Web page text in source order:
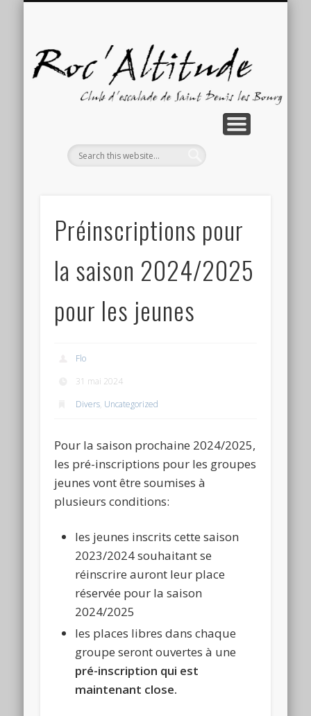
Préinscriptions pour
la saison 2024/2025
pour les jeunes
Flo
31 mai 2024
Divers, Uncategorized
Pour la saison prochaine 2024/2025,
les pré-inscriptions pour les groupes
jeunes vont être soumises à
plusieurs conditions:
les jeunes inscrits cette saison
2023/2024 souhaitant se
réinscrire auront leur place
réservée pour la saison
2024/2025
les places libres dans chaque
groupe seront ouvertes à une
pré-inscription qui est
maintenant close.